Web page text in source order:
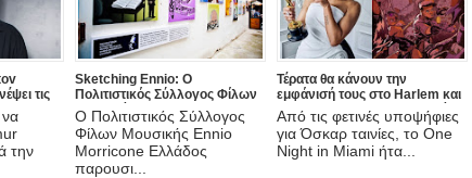
τις
Lee!
να
την
Sketching Ennio: Ο
Πολιτιστικός Σύλλογος Φίλων
Μουσικής Ennio Morricone
Ελλάδος παρουσιάζει την
έκθεση του αφιερωματικού
κόμικ με τίτλο “Io, Ennio
Morricone
Ο Πολιτιστικός Σύλλογος
Φίλων Μουσικής Ennio
Morricone Ελλάδος
παρουσι...
Τέρατα θα κάνουν την
εμφάνισή τους στο Harlem και
η Regina King θα σκηνοθετήσει
την καταστροφή τους!
Από τις φετινές υποψήφιες
για Όσκαρ ταινίες, το One
Night in Miami ήτα...